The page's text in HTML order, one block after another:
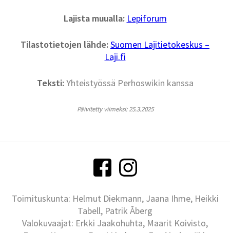
Lajista muualla: Lepiforum
Tilastotietojen lähde:Suomen Lajitietokeskus –
Laji.fi
Teksti:Yhteistyössä Perhoswikin kanssa
Päivitetty viimeksi: 25.3.2025
Toimituskunta: Helmut Diekmann, Jaana Ihme, Heikki
Tabell, Patrik Åberg
Valokuvaajat: Erkki Jaakohuhta, Maarit Koivisto,